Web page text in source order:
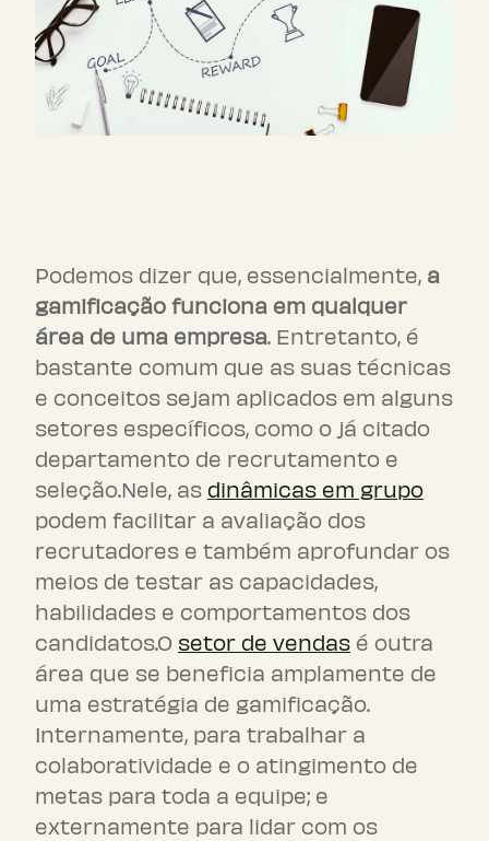
Podemos dizer que, essencialmente, a
gamificação funciona em qualquer
área de uma empresa. Entretanto, é
bastante comum que as suas técnicas
e conceitos sejam aplicados em alguns
setores específicos, como o já citado
departamento de recrutamento e
seleção.Nele, as dinâmicas em grupo
podem facilitar a avaliação dos
recrutadores e também aprofundar os
meios de testar as capacidades,
habilidades e comportamentos dos
candidatos.O setor de vendas é outra
área que se beneficia amplamente de
uma estratégia de gamificação.
Internamente, para trabalhar a
colaboratividade e o atingimento de
metas para toda a equipe; e
externamente para lidar com os